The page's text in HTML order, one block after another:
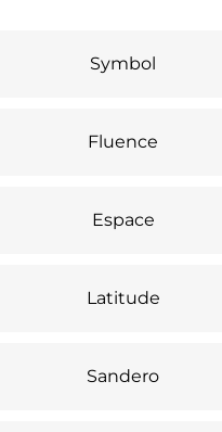
Symbol
Fluence
Espace
Latitude
Sandero